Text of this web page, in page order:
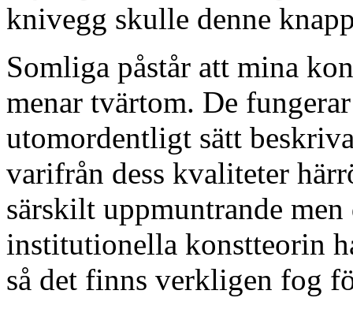
knivegg skulle denne
Somliga påstår att mina
menar tvärtom. De
utomordentligt sätt
varifrån dess kvaliteter
särskilt uppmuntrande
institutionella konstteorin
så det finns verkligen fog